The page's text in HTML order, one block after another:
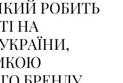
РОБИТЬ
НА